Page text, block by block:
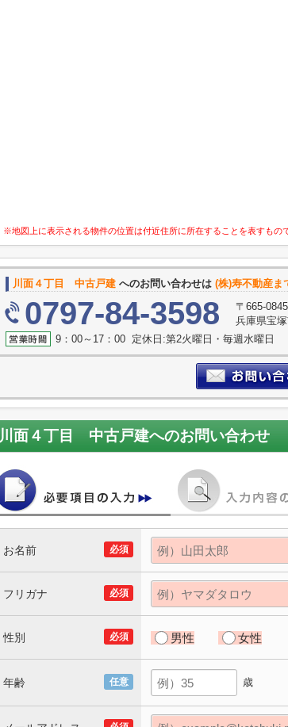
※地図上に表示される物件の位置は付近住所に所在することを表すもの
川面４丁目 中古戸建 へのお問い合わせは (株)寿不動産ま
0797-84-3598
〒665-0845
兵庫県宝
9：00～17：00 定休日:第2火曜日・毎週水曜日
川面４丁目 中古戸建へのお問い合わせ
必須
お名前
必須
フリガナ
必須
性別 男性 女性
任意
年齢 歳